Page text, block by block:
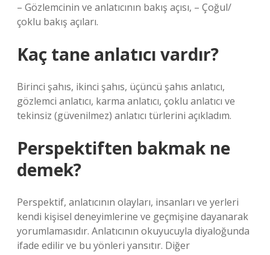
– Gözlemcinin ve anlatıcının bakış açısı, – Çoğul/
çoklu bakış açıları.
Kaç tane anlatıcı vardır?
Birinci şahıs, ikinci şahıs, üçüncü şahıs anlatıcı,
gözlemci anlatıcı, karma anlatıcı, çoklu anlatıcı ve
tekinsiz (güvenilmez) anlatıcı türlerini açıkladım.
Perspektiften bakmak ne
demek?
Perspektif, anlatıcının olayları, insanları ve yerleri
kendi kişisel deneyimlerine ve geçmişine dayanarak
yorumlamasıdır. Anlatıcının okuyucuyla diyaloğunda
ifade edilir ve bu yönleri yansıtır. Diğer